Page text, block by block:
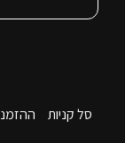
סל קניות